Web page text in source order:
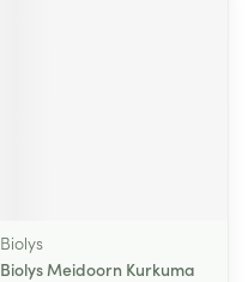
Biolys
Biolys Meidoorn Kurkuma